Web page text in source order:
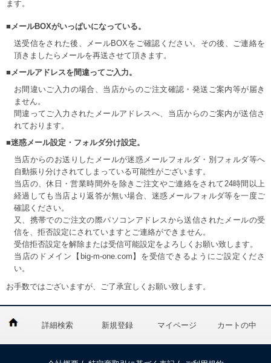
ます。
■メールBOXがいっぱいになっている。
送受信をされた後、メールBOXをご確認ください。その後、ご連絡を
頂きましたらメールを再送させて頂きます。
■メールアドレスを間違ってご入力。
お間違いご入力の場合、当店からのご注文確認・発送ご案内等が届き
ません。
間違ってご入力されたメールアドレスへ、当店からのご案内が送信さ
れております。
■迷惑メール設定・フォルダ分け設定。
当店からのお送りしたメールが迷惑メールフォルダ・別フォルダ等へ
自動振り分けされてしまっている可能性がございます。
当店の、休日・営業時間外を除きご注文やご連絡をされて24時間以上
経過しても当店より返答が無い場合、迷惑メールフォルダ等を一度ご
確認ください。
又、携帯でのご注文の際パソコンアドレスから送信されたメールの受
信を、拒否設定にされていますとご連絡ができません。
受信拒否設定を解除または受信可能設定をよろしくお願い致します。
当店のドメイン【big-m-one.com】を受信できるようにご設定くださ
い。
お手数ではございますが、ご了承宜しくお願い致します。
詳細検索 新規登録 マイページ カートの中